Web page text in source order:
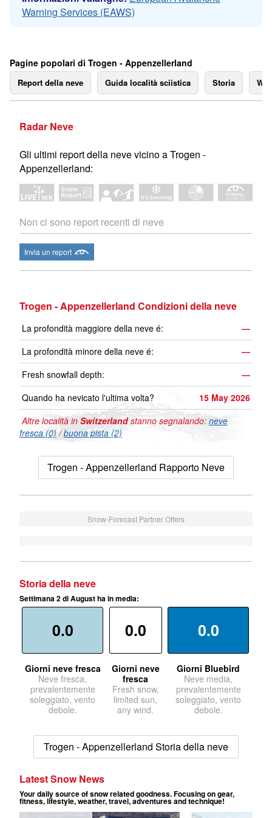
Warning Services (EAWS)
Pagine popolari di Trogen - Appenzellerland
Report della neve Guida località sciistica Storia
Radar Neve
Gli ultimi report della neve vicino a Trogen -
Appenzellerland:
Non ci sono report recenti di neve
Invia un report
Trogen - Appenzellerland Condizioni della neve
La profondità maggiore della neve é:
—
La profondità minore della neve é:
—
Fresh snowfall depth:
—
Quando ha nevicato l'ultima volta?
15 May 2026
Altre località in Switzerlandstanno segnalando: neve
fresca (0)/buona pista (2)
Trogen - Appenzellerland Rapporto Neve
Snow-Forecast Partner Offers
Storia della neve
Settimana 2 di August ha in media:
0.0
Giorni neve fresca
Neve fresca,
prevalentemente
soleggiato, vento
debole.
0.0
Giorni neve
fresca
Fresh snow,
limited sun,
any wind.
0.0
Giorni Bluebird
Neve media,
prevalentemente
soleggiato, vento
debole.
Trogen - Appenzellerland Storia della neve